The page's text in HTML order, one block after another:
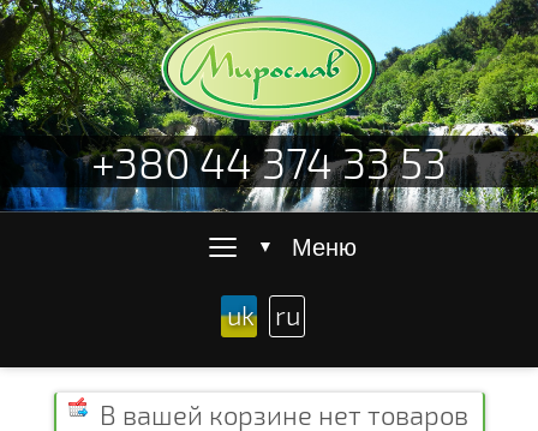
+380 44 374 33 53
≡ ▼ Меню
uk ru
В вашей корзине нет товаров